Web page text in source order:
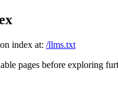
index at: /llms.txt
pages before exploring